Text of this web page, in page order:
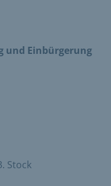
und Einbürgerung
Stock